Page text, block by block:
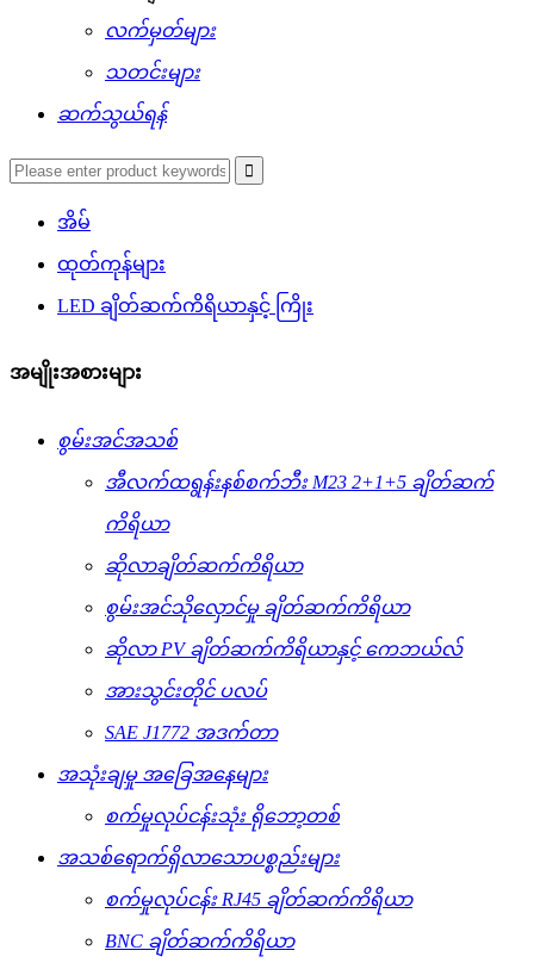
လက်မှတ်များ
သတင်းများ
ဆက်သွယ်ရန်
အိမ်
ထုတ်ကုန်များ
LED ချိတ်ဆက်ကိရိယာနှင့် ကြိုး
အမျိုးအစားများ
စွမ်းအင်အသစ်
အီလက်ထရွန်းနစ်စက်ဘီး M23 2+1+5 ချိတ်ဆက်
ကိရိယာ
ဆိုလာချိတ်ဆက်ကိရိယာ
စွမ်းအင်သိုလှောင်မှု ချိတ်ဆက်ကိရိယာ
ဆိုလာ PV ချိတ်ဆက်ကိရိယာနှင့် ကေဘယ်လ်
အားသွင်းတိုင် ပလပ်
SAE J1772 အဒက်တာ
အသုံးချမှု အခြေအနေများ
စက်မှုလုပ်ငန်းသုံး ရိုဘော့တစ်
အသစ်ရောက်ရှိလာသောပစ္စည်းများ
စက်မှုလုပ်ငန်း RJ45 ချိတ်ဆက်ကိရိယာ
BNC ချိတ်ဆက်ကိရိယာ